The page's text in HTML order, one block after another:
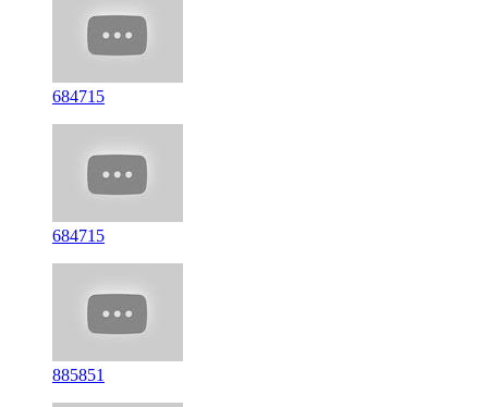
684715
684715
885851